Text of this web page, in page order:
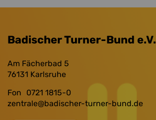
Badischer Turner-Bund e.V.
Am Fächerbad 5
76131 Karlsruhe
Fon
0721 1815-0
zentrale@badischer-turner-bund.de